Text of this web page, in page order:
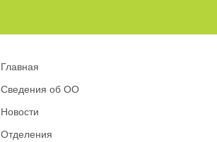
Главная
Сведения об ОО
Новости
Отделения